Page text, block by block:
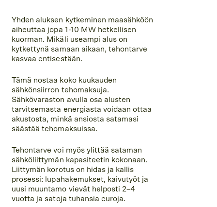
Yhden aluksen kytkeminen maasähköön
aiheuttaa jopa 1-10 MW hetkellisen
kuorman. Mikäli useampi alus on
kytkettynä samaan aikaan, tehontarve
kasvaa entisestään.
Tämä nostaa koko kuukauden
sähkönsiirron tehomaksuja.
Sähkövaraston avulla osa alusten
tarvitsemasta energiasta voidaan ottaa
akustosta, minkä ansiosta satamasi
säästää tehomaksuissa.
Tehontarve voi myös ylittää sataman
sähköliittymän kapasiteetin kokonaan.
Liittymän korotus on hidas ja kallis
prosessi: lupahakemukset, kaivutyöt ja
uusi muuntamo vievät helposti 2–4
vuotta ja satoja tuhansia euroja.